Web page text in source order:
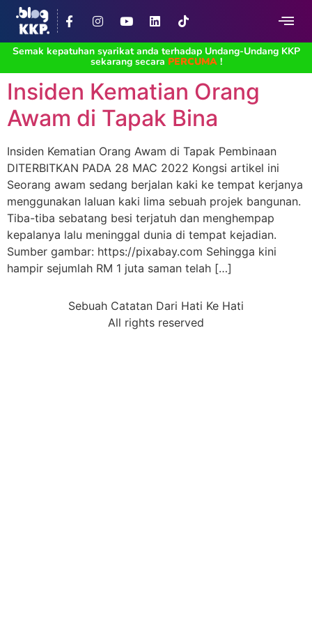
Semak kepatuhan syarikat anda terhadap Undang-Undang KKP
sekarang secara PERCUMA!
Insiden Kematian Orang
Awam di Tapak Bina
Insiden Kematian Orang Awam di Tapak Pembinaan
DITERBITKAN PADA 28 MAC 2022 Kongsi artikel ini
Seorang awam sedang berjalan kaki ke tempat kerjanya
menggunakan laluan kaki lima sebuah projek bangunan.
Tiba-tiba sebatang besi terjatuh dan menghempap
kepalanya lalu meninggal dunia di tempat kejadian.
Sumber gambar: https://pixabay.com Sehingga kini
hampir sejumlah RM 1 juta saman telah […]
Sebuah Catatan Dari Hati Ke Hati
All rights reserved